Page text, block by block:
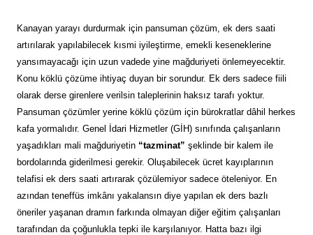
Kanayan yarayı durdurmak için pansuman çözüm, ek ders saati
artırılarak yapılabilecek kısmi iyileştirme, emekli keseneklerine
yansımayacağı için uzun vadede yine mağduriyeti önlemeyecektir.
Konu köklü çözüme ihtiyaç duyan bir sorundur. Ek ders sadece fiili
olarak derse girenlere verilsin taleplerinin haksız tarafı yoktur.
Pansuman çözümler yerine köklü çözüm için bürokratlar dâhil herkes
kafa yormalıdır. Genel İdari Hizmetler (GİH) sınıfında çalışanların
yaşadıkları mali mağduriyetin “tazminat” şeklinde bir kalem ile
bordolarında giderilmesi gerekir. Oluşabilecek ücret kayıplarının
telafisi ek ders saati artırarak çözülemiyor sadece öteleniyor. En
azından teneffüs imkânı yakalansın diye yapılan ek ders bazlı
öneriler yaşanan dramın farkında olmayan diğer eğitim çalışanları
tarafından da çoğunlukla tepki ile karşılanıyor. Hatta bazı ilgi